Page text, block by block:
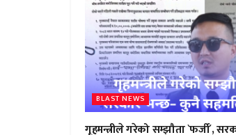
BLAST NEWS
गृहमन्त्रीले गरेको सम्झौता `फर्जी´,